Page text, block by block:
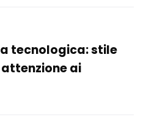
tecnologica: stile
ai